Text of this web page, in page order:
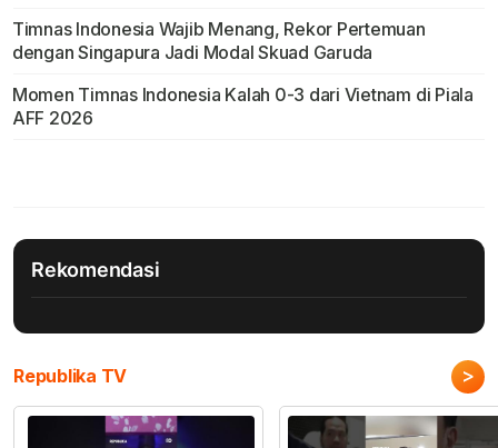
Timnas Indonesia Wajib Menang, Rekor Pertemuan
dengan Singapura Jadi Modal Skuad Garuda
Momen Timnas Indonesia Kalah 0-3 dari Vietnam di Piala
AFF 2026
Rekomendasi
Republika TV >